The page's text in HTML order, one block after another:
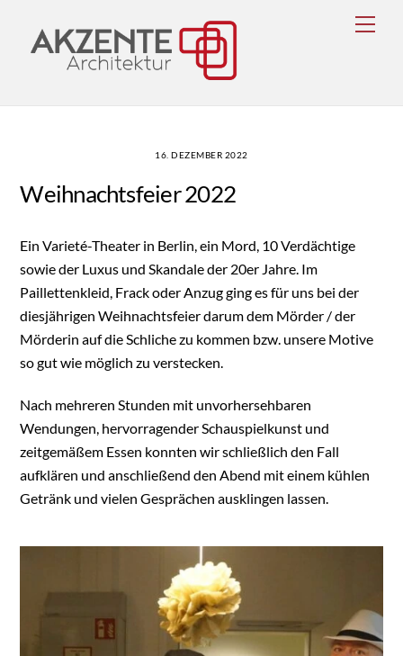
content
16. DEZEMBER 2022
Weihnachtsfeier 2022
Ein Varieté-Theater in Berlin, ein Mord, 10 Verdächtige
sowie der Luxus und Skandale der 20er Jahre. Im
Paillettenkleid, Frack oder Anzug ging es für uns bei der
diesjährigen Weihnachtsfeier darum dem Mörder / der
Mörderin auf die Schliche zu kommen bzw. unsere Motive
so gut wie möglich zu verstecken.
Nach mehreren Stunden mit unvorhersehbaren
Wendungen, hervorragender Schauspielkunst und
zeitgemäßem Essen konnten wir schließlich den Fall
aufklären und anschließend den Abend mit einem kühlen
Getränk und vielen Gesprächen ausklingen lassen.